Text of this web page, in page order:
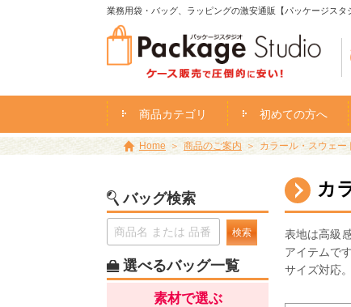
業務用袋・バッグ、ラッピングの激安通販【パッケージスタ
商品カテゴリ 初めての方へ
Home 商品のご案内 カラール・スウェ
カ
表地は高級
アイテムで
サイズ対応
バッグ検索
検索
選べるバッグ一覧
素材で選ぶ